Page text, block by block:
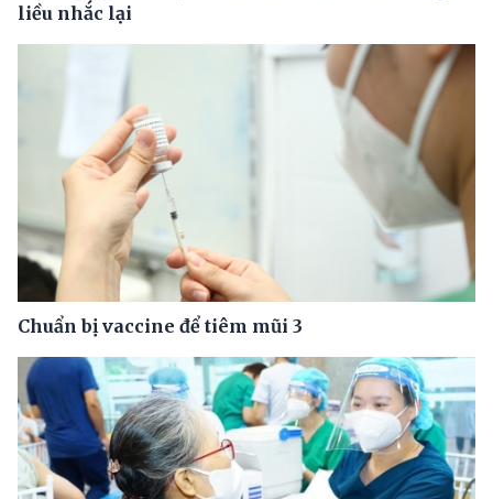
liều nhắc lại
Chuẩn bị vaccine để tiêm mũi 3